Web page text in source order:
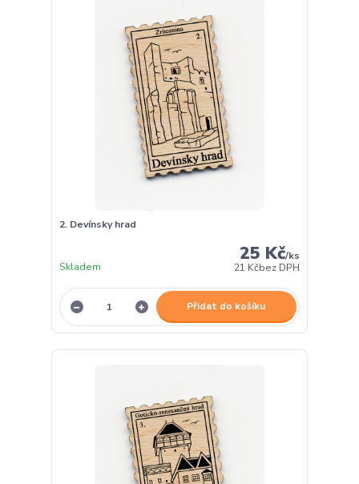
2. Devínsky hrad
25 Kč/ks
21 Kčbez DPH
Skladem
Přidat do košíku